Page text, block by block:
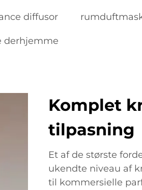
diffusor
derhjemme
Komplet
tilpasning
Et af de største
ukendte niveau af
til kommersielle